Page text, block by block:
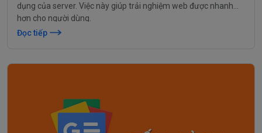
dụng của server. Việc này giúp trải nghiệm web được nhanh
hơn cho người dùng.
Đọc tiếp